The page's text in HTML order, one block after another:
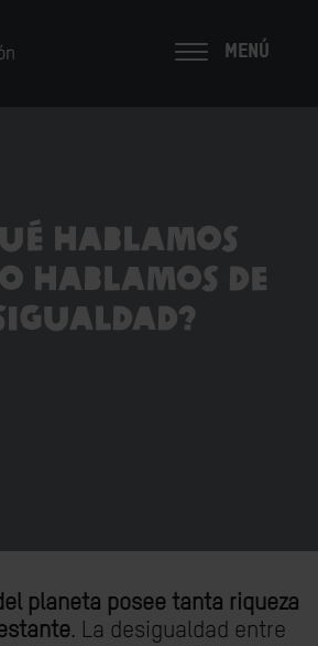
MENÚ
HABLAMOS
HABLAMOS DE
planeta posee tanta riqueza
. La desigualdad entre